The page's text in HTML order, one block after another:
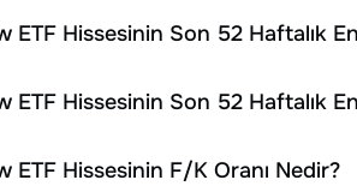
ETF Hissesinin Son 52 Haftalık
ETF Hissesinin Son 52 Haftalık
ETF Hissesinin F/K Oranı Nedir?